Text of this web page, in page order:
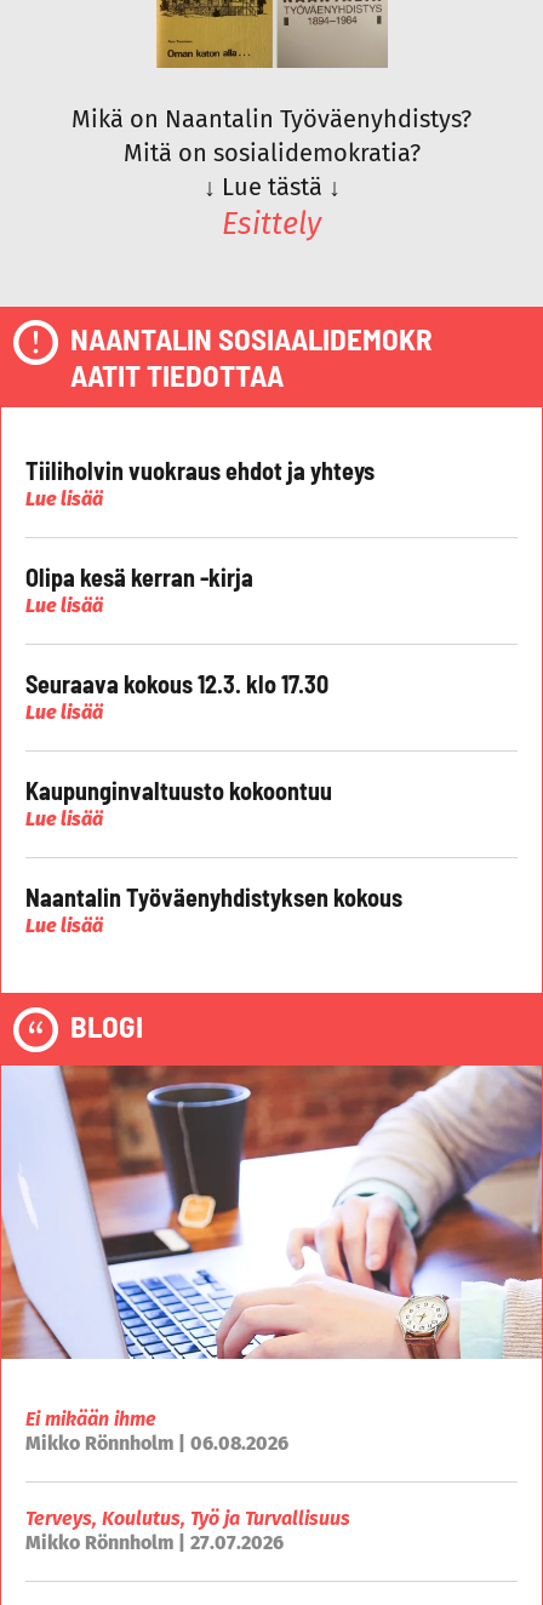
Mikä on Naantalin Työväenyhdistys?
Mitä on sosialidemokratia?
↓ Lue tästä ↓
Esittely
NAANTALIN SOSIAALIDEMOKR
AATIT TIEDOTTAA
Tiiliholvin vuokraus ehdot ja yhteys
Lue lisää
Olipa kesä kerran -kirja
Lue lisää
Seuraava kokous 12.3. klo 17.30
Lue lisää
Kaupunginvaltuusto kokoontuu
Lue lisää
Naantalin Työväenyhdistyksen kokous
Lue lisää
BLOGI
Ei mikään ihme
Mikko Rönnholm | 06.08.2026
Terveys, Koulutus, Työ ja Turvallisuus
Mikko Rönnholm | 27.07.2026